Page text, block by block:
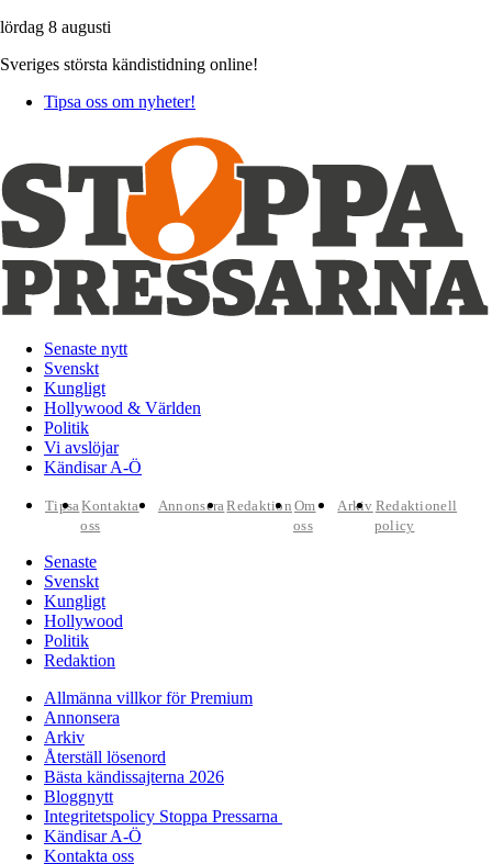
lördag 8 augusti
Sveriges största kändistidning online!
Tipsa oss om nyheter!
Senaste nytt
Svenskt
Kungligt
Hollywood & Världen
Politik
Vi avslöjar
Kändisar A-Ö
TipsaKontakta
oss
AnnonseraRedaktion Om
oss
Arkiv Redaktionell
policy
Senaste
Svenskt
Kungligt
Hollywood
Politik
Redaktion
Allmänna villkor för Premium
Annonsera
Arkiv
Återställ lösenord
Bästa kändissajterna 2026
Bloggnytt
Integritetspolicy Stoppa Pressarna
Kändisar A-Ö
Kontakta oss